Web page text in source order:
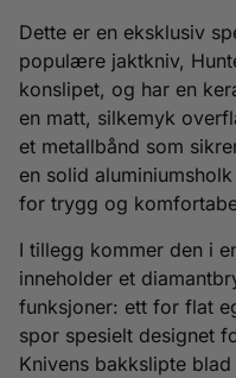
Dette er en eksklusiv
populære jaktkniv,
konslipet, og har en
en matt, silkemyk
et metallbånd som
en solid
for trygg og
I tillegg kommer den i
inneholder et
funksjoner: ett for flat
spor spesielt designet
Knivens bakkslipte